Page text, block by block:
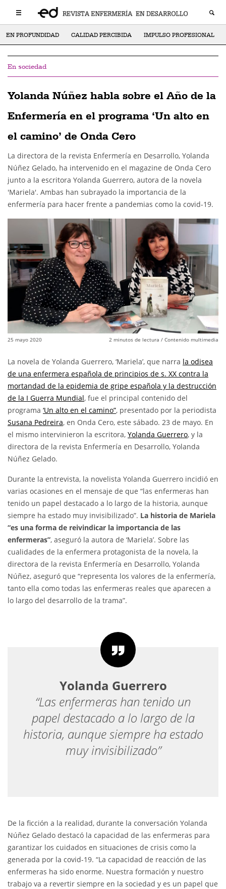
EN PROFUNDIDAD CALIDAD PERCIBIDA IMPULSO PROFESIONAL
En sociedad
Yolanda Núñez habla sobre el Año de la
Enfermería en el programa ‘Un alto en
el camino’ de Onda Cero
La directora de la revista Enfermería en Desarrollo, Yolanda
Núñez Gelado, ha intervenido en el magazine de Onda Cero
junto a la escritora Yolanda Guerrero, autora de la novela
'Mariela'. Ambas han subrayado la importancia de la
enfermería para hacer frente a pandemias como la covid-19.
25 mayo 2020 2 minutos de lectura / Contenido multimedia
La novela de Yolanda Guerrero, ‘Mariela’, que narra la odisea
de una enfermera española de principios de s. XX contra la
mortandad de la epidemia de gripe española y la destrucción
de la I Guerra Mundial, fue el principal contenido del
programa ‘Un alto en el camino”, presentado por la periodista
Susana Pedreira, en Onda Cero, este sábado. 23 de mayo. En
el mismo intervinieron la escritora, Yolanda Guerrero, y la
directora de la revista Enfermería en Desarrollo, Yolanda
Núñez Gelado.
Durante la entrevista, la novelista Yolanda Guerrero incidió en
varias ocasiones en el mensaje de que “las enfermeras han
tenido un papel destacado a lo largo de la historia, aunque
siempre ha estado muy invisibilizado”. La historia de Mariela
“es una forma de reivindicar la importancia de las
enfermeras”, aseguró la autora de ‘Mariela’. Sobre las
cualidades de la enfermera protagonista de la novela, la
directora de la revista Enfermería en Desarrollo, Yolanda
Núñez, aseguró que “representa los valores de la enfermería,
tanto ella como todas las enfermeras reales que aparecen a
lo largo del desarrollo de la trama”.
Yolanda Guerrero
“Las enfermeras han tenido un
papel destacado a lo largo de la
historia, aunque siempre ha estado
muy invisibilizado”
De la ficción a la realidad, durante la conversación Yolanda
Núñez Gelado destacó la capacidad de las enfermeras para
garantizar los cuidados en situaciones de crisis como la
generada por la covid-19. “La capacidad de reacción de las
enfermeras ha sido enorme. Nuestra formación y nuestro
trabajo va a revertir siempre en la sociedad y es un papel que